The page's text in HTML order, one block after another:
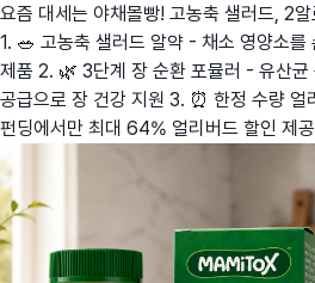
요즘 대세는 야채몰빵! 고농축 샐러드, 2
1. 🥗 고농축 샐러드 알약 - 채소 영양소를
제품 2. 🌿 3단계 장 순환 포뮬러 - 유산균
공급으로 장 건강 지원 3. ⏰ 한정 수량 얼
펀딩에서만 최대 64% 얼리버드 할인 제공